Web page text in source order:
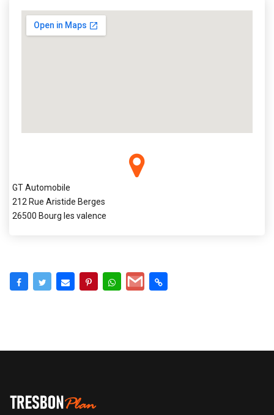
GT Automobile
212 Rue Aristide Berges
26500 Bourg les valence